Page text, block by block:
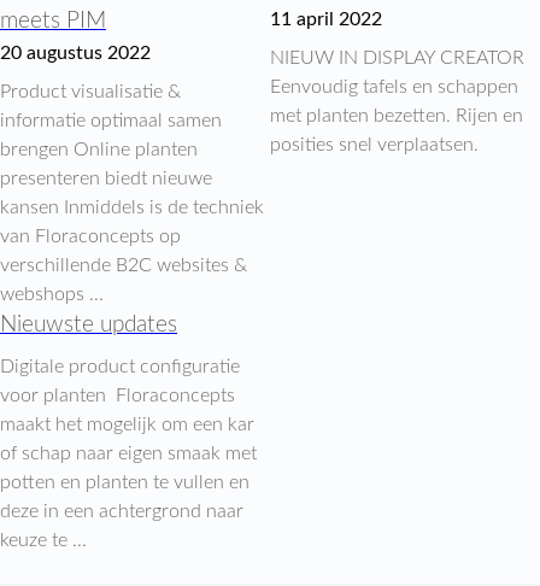
meets PIM
20 augustus 2022
Product visualisatie &
informatie optimaal samen
brengen Online planten
presenteren biedt nieuwe
kansen Inmiddels is de techniek
van Floraconcepts op
verschillende B2C websites &
webshops ...
11 april 2022
NIEUW IN DISPLAY CREATOR
Eenvoudig tafels en schappen
met planten bezetten. Rijen en
posities snel verplaatsen.
Nieuwste updates
Digitale product configuratie
voor planten Floraconcepts
maakt het mogelijk om een kar
of schap naar eigen smaak met
potten en planten te vullen en
deze in een achtergrond naar
keuze te ...